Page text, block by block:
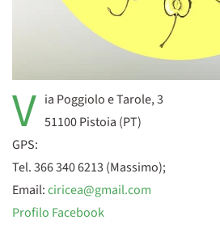
V ia Poggiolo e Tarole, 3
51100 Pistoia (PT)
GPS:
Tel. 366 340 6213 (Massimo);
Email:ciricea@gmail.com
Profilo Facebook